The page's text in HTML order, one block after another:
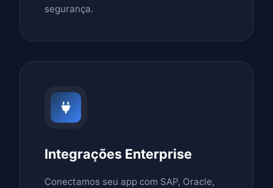
segurança.
Integrações Enterprise
Conectamos seu app com SAP, Oracle,